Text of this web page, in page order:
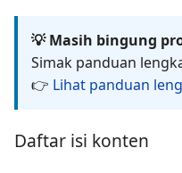
💡 Masih bingung
Simak panduan
👉 Lihat panduan
Daftar isi konten